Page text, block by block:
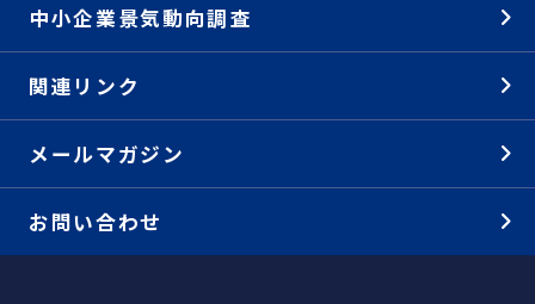
中小企業景気動向調査
関連リンク
メールマガジン
お問い合わせ